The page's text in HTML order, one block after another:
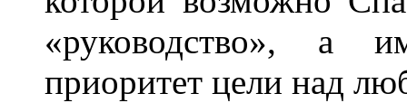
«руководство», а
приоритет цели над